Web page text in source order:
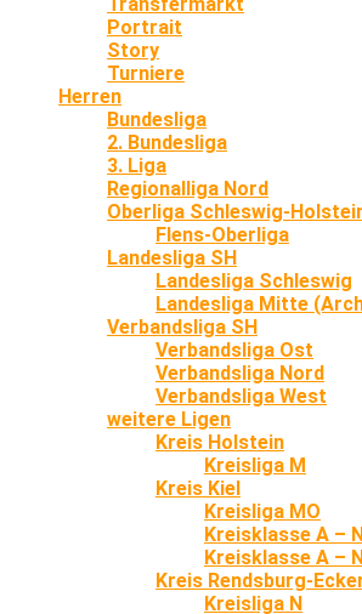
Portrait
Story
Turniere
Herren
Bundesliga
2. Bundesliga
3. Liga
Regionalliga Nord
Oberliga Schleswig-
Flens-Oberliga
Landesliga SH
Landesliga Schleswig
Landesliga Mitte
Verbandsliga SH
Verbandsliga Ost
Verbandsliga Nord
Verbandsliga West
weitere Ligen
Kreis Holstein
Kreisliga M
Kreis Kiel
Kreisliga MO
Kreisklasse A –
Kreisklasse A –
Kreis Rendsburg-
Kreisliga N